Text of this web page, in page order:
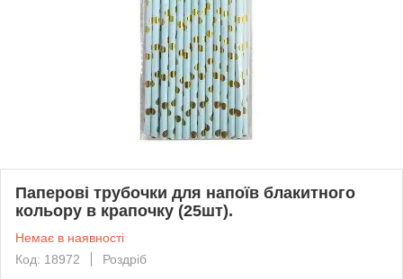
Паперові трубочки для напоїв блакитного
кольору в крапочку (25шт).
Немає в наявності
Код: 18972
Роздріб